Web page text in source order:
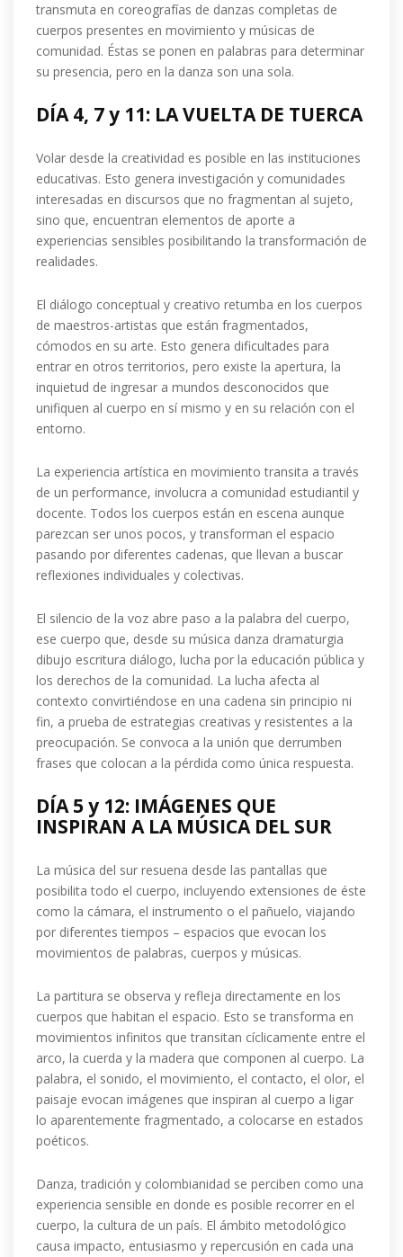
transmuta en coreografías de danzas completas de
cuerpos presentes en movimiento y músicas de
comunidad. Éstas se ponen en palabras para determinar
su presencia, pero en la danza son una sola.
DÍA 4, 7 y 11: LA VUELTA DE TUERCA
Volar desde la creatividad es posible en las instituciones
educativas. Esto genera investigación y comunidades
interesadas en discursos que no fragmentan al sujeto,
sino que, encuentran elementos de aporte a
experiencias sensibles posibilitando la transformación de
realidades.
El diálogo conceptual y creativo retumba en los cuerpos
de maestros-artistas que están fragmentados,
cómodos en su arte. Esto genera dificultades para
entrar en otros territorios, pero existe la apertura, la
inquietud de ingresar a mundos desconocidos que
unifiquen al cuerpo en sí mismo y en su relación con el
entorno.
La experiencia artística en movimiento transita a través
de un performance, involucra a comunidad estudiantil y
docente. Todos los cuerpos están en escena aunque
parezcan ser unos pocos, y transforman el espacio
pasando por diferentes cadenas, que llevan a buscar
reflexiones individuales y colectivas.
El silencio de la voz abre paso a la palabra del cuerpo,
ese cuerpo que, desde su música danza dramaturgia
dibujo escritura diálogo, lucha por la educación pública y
los derechos de la comunidad. La lucha afecta al
contexto convirtiéndose en una cadena sin principio ni
fin, a prueba de estrategias creativas y resistentes a la
preocupación. Se convoca a la unión que derrumben
frases que colocan a la pérdida como única respuesta.
DÍA 5 y 12: IMÁGENES QUE
INSPIRAN A LA MÚSICA DEL SUR
La música del sur resuena desde las pantallas que
posibilita todo el cuerpo, incluyendo extensiones de éste
como la cámara, el instrumento o el pañuelo, viajando
por diferentes tiempos – espacios que evocan los
movimientos de palabras, cuerpos y músicas.
La partitura se observa y refleja directamente en los
cuerpos que habitan el espacio. Esto se transforma en
movimientos infinitos que transitan cíclicamente entre el
arco, la cuerda y la madera que componen al cuerpo. La
palabra, el sonido, el movimiento, el contacto, el olor, el
paisaje evocan imágenes que inspiran al cuerpo a ligar
lo aparentemente fragmentado, a colocarse en estados
poéticos.
Danza, tradición y colombianidad se perciben como una
experiencia sensible en donde es posible recorrer en el
cuerpo, la cultura de un país. El ámbito metodológico
causa impacto, entusiasmo y repercusión en cada una